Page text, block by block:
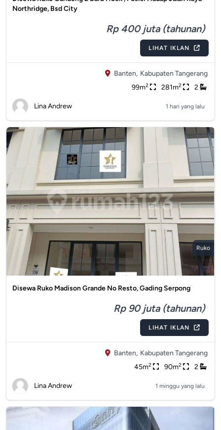
Northridge, Bsd City
Rp 400 juta (tahunan)
LIHAT IKLAN
Banten, Kabupaten Tangerang
99m2 281m2 2
Lina Andrew 1 hari yang lalu
Ruko
Disewa Ruko Madison Grande No Resto, Gading Serpong
Rp 90 juta (tahunan)
LIHAT IKLAN
Banten, Kabupaten Tangerang
45m2 90m2 2
Lina Andrew 1 minggu yang lalu